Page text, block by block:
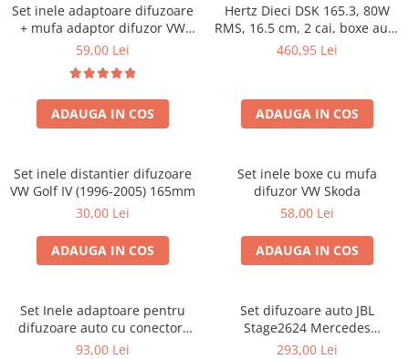
Set inele adaptoare difuzoare
+ mufa adaptor difuzor VW
Golf IV
59,00 Lei
ADAUGA IN COS
Hertz Dieci DSK 165.3, 80W
RMS, 16.5 cm, 2 cai, boxe auto
sisteme
460,95 Lei
ADAUGA IN COS
Set inele distantier difuzoare
VW Golf IV (1996-2005) 165mm
30,00 Lei
ADAUGA IN COS
Set inele boxe cu mufa
difuzor VW Skoda
58,00 Lei
ADAUGA IN COS
Set Inele adaptoare pentru
difuzoare auto cu conectori
VW Passat B6 fata
93,00 Lei
Set difuzoare auto JBL
Stage2624 Mercedes
Vito/Viano, VW Crafter
293,00 Lei